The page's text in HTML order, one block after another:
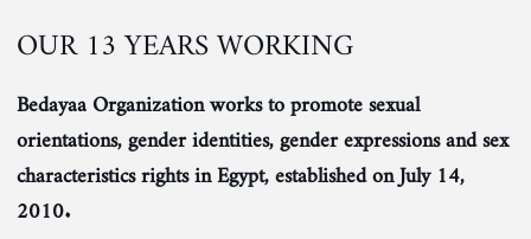
OUR 13 YEARS WORKING
Bedayaa Organization works to promote sexual
orientations, gender identities, gender expressions and sex
characteristics rights in Egypt, established on July 14,
2010.